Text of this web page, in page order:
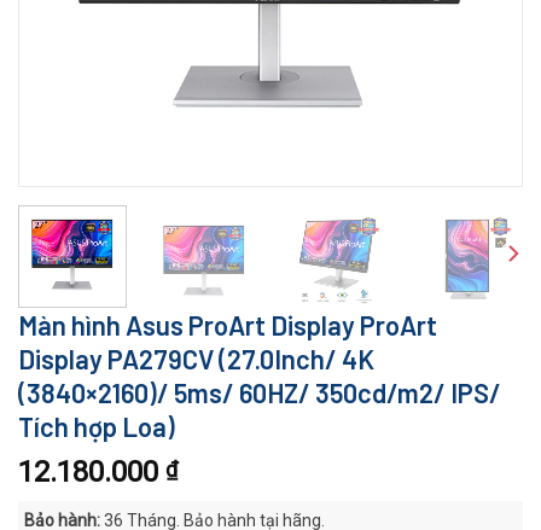
Màn hình Asus ProArt Display ProArt
Display PA279CV (27.0Inch/ 4K
(3840×2160)/ 5ms/ 60HZ/ 350cd/m2/ IPS/
Tích hợp Loa)
12.180.000 ₫
Bảo hành:36 Tháng. Bảo hành tại hãng.